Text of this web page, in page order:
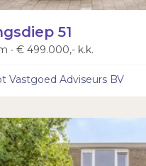
51
∙ € 499.000,- k.k.
Vastgoed Adviseurs BV